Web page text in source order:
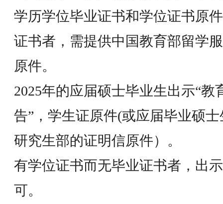
学历学位毕业证书和学位证书原
证书者，需提供中国教育部留学
原件。
2025年的应届硕士毕业生出示“教
告”，学生证原件(或应届毕业硕
研究生部的证明信原件）。
有学位证书而无毕业证书者，出
可。